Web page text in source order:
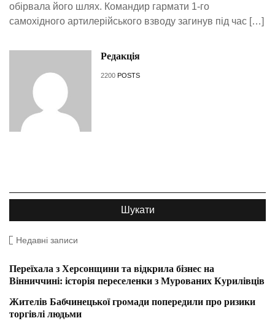
обірвала його шлях. Командир гармати 1-го
самохідного артилерійського взводу загинув під час […]
Редакція
2200 POSTS
Недавні записи
Переїхала з Херсонщини та відкрила бізнес на
Вінниччині: історія переселенки з Мурованих Курилівців
Жителів Бабчинецької громади попередили про ризики
торгівлі людьми